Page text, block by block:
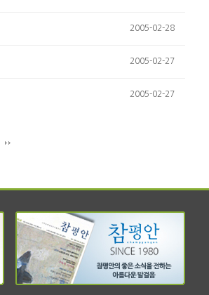
2005-02-28
2005-02-27
2005-02-27